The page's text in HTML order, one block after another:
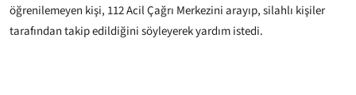
öğrenilemeyen kişi, 112 Acil Çağrı Merkezini arayıp, silahlı kişiler
tarafından takip edildiğini söyleyerek yardım istedi.